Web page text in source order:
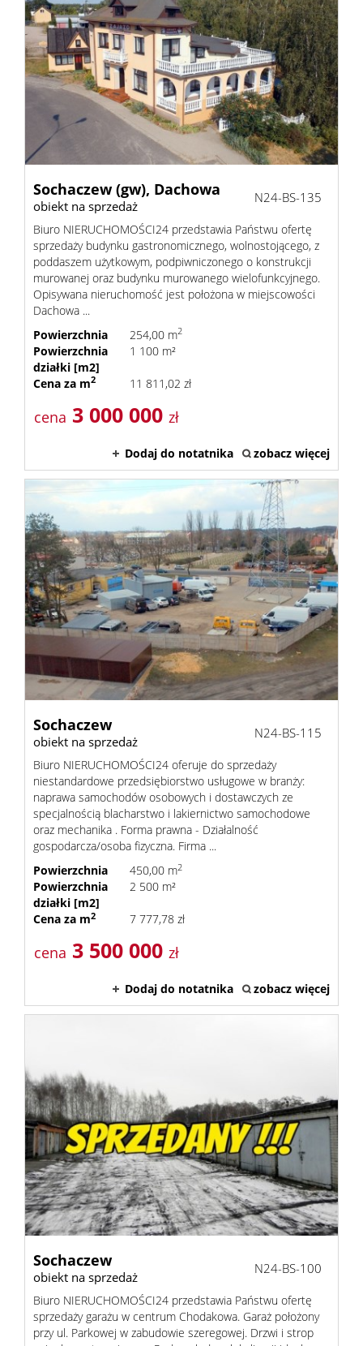
Sochaczew (gw), Dachowa
obiekt na sprzedaż
N24-BS-135
Biuro NIERUCHOMOŚCI24 przedstawia Państwu ofertę
sprzedaży budynku gastronomicznego, wolnostojącego, z
poddaszem użytkowym, podpiwniczonego o konstrukcji
murowanej oraz budynku murowanego wielofunkcyjnego.
Opisywana nieruchomość jest położona w miejscowości
Dachowa ...
Powierzchnia
254,00 m2
Powierzchnia
działki [m2]
1 100 m²
Cena za m2 11 811,02 zł
cena 3 000 000 zł
Dodaj do notatnika zobacz więcej
Sochaczew
obiekt na sprzedaż
N24-BS-115
Biuro NIERUCHOMOŚCI24 oferuje do sprzedaży
niestandardowe przedsiębiorstwo usługowe w branży:
naprawa samochodów osobowych i dostawczych ze
specjalnością blacharstwo i lakiernictwo samochodowe
oraz mechanika . Forma prawna - Działalność
gospodarcza/osoba fizyczna. Firma ...
Powierzchnia
450,00 m2
Powierzchnia
działki [m2]
2 500 m²
Cena za m2 7 777,78 zł
cena 3 500 000 zł
Dodaj do notatnika zobacz więcej
Sochaczew
obiekt na sprzedaż
N24-BS-100
Biuro NIERUCHOMOŚCI24 przedstawia Państwu ofertę
sprzedaży garażu w centrum Chodakowa. Garaż położony
przy ul. Parkowej w zabudowie szeregowej. Drzwi i strop